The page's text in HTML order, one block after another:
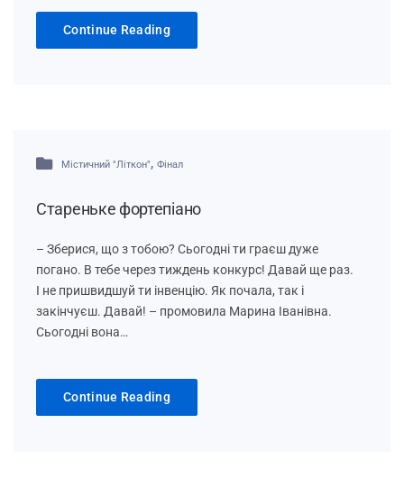
Continue Reading
Містичний "Літкон", Фінал
Стареньке фортепіано
– Зберися, що з тобою? Сьогодні ти граєш дуже
погано. В тебе через тиждень конкурс! Давай ще раз.
І не пришвидшуй ти інвенцію. Як почала, так і
закінчуєш. Давай! – промовила Марина Іванівна.
Сьогодні вона…
Continue Reading